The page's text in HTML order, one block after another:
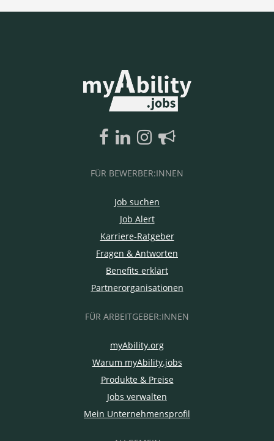
FÜR BEWERBER:INNEN
Job suchen
Job Alert
Karriere-Ratgeber
Fragen & Antworten
Benefits erklärt
Partnerorganisationen
FÜR ARBEITGEBER:INNEN
myAbility.org
Warum myAbility.jobs
Produkte & Preise
Jobs verwalten
Mein Unternehmensprofil